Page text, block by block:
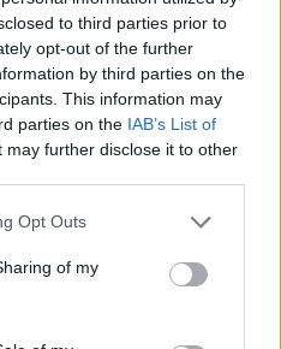
to third parties prior to
opt-out of the further
by third parties on the
This information may
parties on the IAB’s List of
may further disclose it to other
Opt Outs
of my
août :
Santé
Un chewing-gum